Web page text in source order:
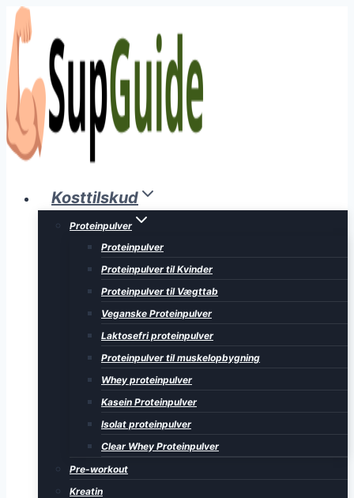
Fortsæt
til
indhold
Kosttilskud
Proteinpulver
Proteinpulver
Proteinpulver til Kvinder
Proteinpulver til Vægttab
Veganske Proteinpulver
Laktosefri proteinpulver
Proteinpulver til muskelopbygning
Whey proteinpulver
Kasein Proteinpulver
Isolat proteinpulver
Clear Whey Proteinpulver
Pre-workout
Kreatin